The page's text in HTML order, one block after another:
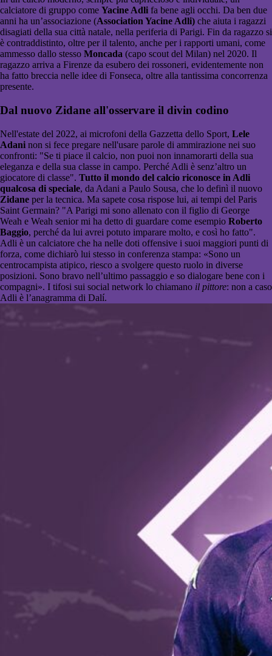
calciatore di gruppo come Yacine Adli fa bene agli occhi. Da ben due
anni ha un’associazione (Association Yacine Adli) che aiuta i ragazzi
disagiati della sua città natale, nella periferia di Parigi. Fin da ragazzo si
è contraddistinto, oltre per il talento, anche per i rapporti umani, come
ammesso dallo stesso Moncada (capo scout del Milan) nel 2020. Il
ragazzo arriva a Firenze da esubero dei rossoneri, evidentemente non
ha fatto breccia nelle idee di Fonseca, oltre alla tantissima concorrenza
presente.
Dal nuovo Zidane all'osservare il divin codino
Nell'estate del 2022, ai microfoni della Gazzetta dello Sport, Lele
Adani non si fece pregare nell'usare parole di ammirazione nei suo
confronti: "Se ti piace il calcio, non puoi non innamorarti della sua
eleganza e della sua classe in campo. Perché Adli è senz’altro un
giocatore di classe". Tutto il mondo del calcio riconosce in Adli
qualcosa di speciale, da Adani a Paulo Sousa, che lo definì il nuovo
Zidane per la tecnica. Ma sapete cosa rispose lui, ai tempi del Paris
Saint Germain? "A Parigi mi sono allenato con il figlio di George
Weah e Weah senior mi ha detto di guardare come esempio Roberto
Baggio, perché da lui avrei potuto imparare molto, e così ho fatto".
Adli è un calciatore che ha nelle doti offensive i suoi maggiori punti di
forza, come dichiarò lui stesso in conferenza stampa: «Sono un
centrocampista atipico, riesco a svolgere questo ruolo in diverse
posizioni. Sono bravo nell’ultimo passaggio e so dialogare bene con i
compagni». I tifosi sui social network lo chiamano il pittore: non a caso
Adli è l’anagramma di Dalí.